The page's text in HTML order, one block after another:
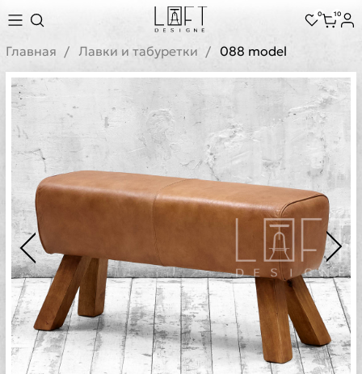
0 10
Главная Лавки и табуретки 088 model